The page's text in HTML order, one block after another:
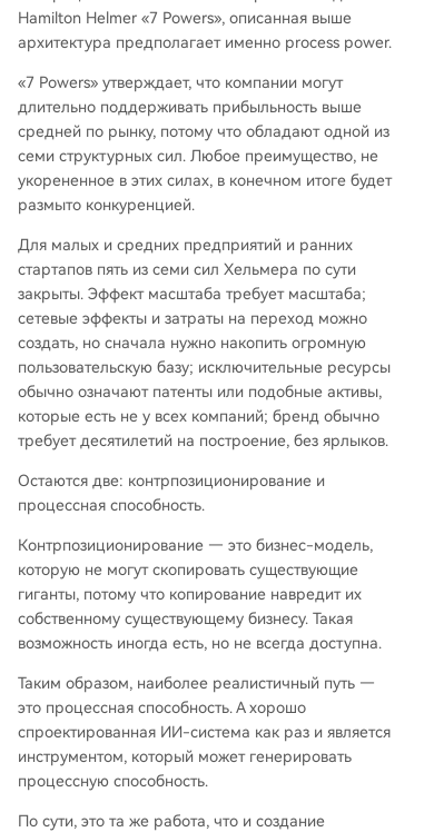
Hamilton Helmer «7 Powers», описанная выше
архитектура предполагает именно process power.
«7 Powers» утверждает, что компании могут
длительно поддерживать прибыльность выше
средней по рынку, потому что обладают одной из
семи структурных сил. Любое преимущество, не
укорененное в этих силах, в конечном итоге будет
размыто конкуренцией.
Для малых и средних предприятий и ранних
стартапов пять из семи сил Хельмера по сути
закрыты. Эффект масштаба требует масштаба;
сетевые эффекты и затраты на переход можно
создать, но сначала нужно накопить огромную
пользовательскую базу; исключительные ресурсы
обычно означают патенты или подобные активы,
которые есть не у всех компаний; бренд обычно
требует десятилетий на построение, без ярлыков.
Остаются две: контрпозиционирование и
процессная способность.
Контрпозиционирование — это бизнес-модель,
которую не могут скопировать существующие
гиганты, потому что копирование навредит их
собственному существующему бизнесу. Такая
возможность иногда есть, но не всегда доступна.
Таким образом, наиболее реалистичный путь —
это процессная способность. А хорошо
спроектированная ИИ-система как раз и является
инструментом, который может генерировать
процессную способность.
По сути, это та же работа, что и создание